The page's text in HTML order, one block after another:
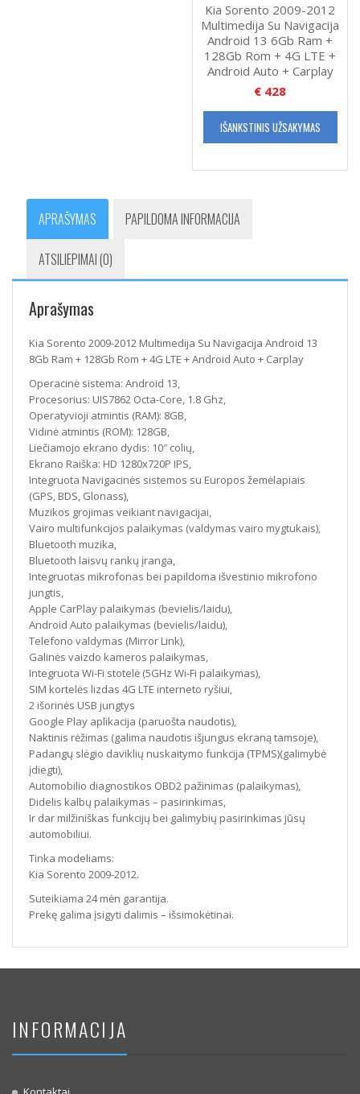
Kia Sorento 2009-2012
Multimedija Su Navigacija
Android 13 6Gb Ram +
128Gb Rom + 4G LTE +
Android Auto + Carplay
€ 428
IŠANKSTINIS UŽSAKYMAS
APRAŠYMAS PAPILDOMA INFORMACIJA
ATSILIEPIMAI (0)
Aprašymas
Kia Sorento 2009-2012 Multimedija Su Navigacija Android 13
8Gb Ram + 128Gb Rom + 4G LTE + Android Auto + Carplay
Operacinė sistema: Android 13,
Procesorius: UIS7862 Octa-Core, 1.8 Ghz,
Operatyvioji atmintis (RAM): 8GB,
Vidinė atmintis (ROM): 128GB,
Liečiamojo ekrano dydis: 10″ colių,
Ekrano Raiška: HD 1280x720P IPS,
Integruota Navigacinės sistemos su Europos žemėlapiais
(GPS, BDS, Glonass),
Muzikos grojimas veikiant navigacijai,
Vairo multifunkcijos palaikymas (valdymas vairo mygtukais),
Bluetooth muzika,
Bluetooth laisvų rankų įranga,
Integruotas mikrofonas bei papildoma išvestinio mikrofono
jungtis,
Apple CarPlay palaikymas (bevielis/laidu),
Android Auto palaikymas (bevielis/laidu),
Telefono valdymas (Mirror Link),
Galinės vaizdo kameros palaikymas,
Integruota Wi-Fi stotelė (5GHz Wi-Fi palaikymas),
SIM kortelės lizdas 4G LTE interneto ryšiui,
2 išorinės USB jungtys
Google Play aplikacija (paruošta naudotis),
Naktinis rėžimas (galima naudotis išjungus ekraną tamsoje),
Padangų slėgio daviklių nuskaitymo funkcija (TPMS)(galimybė
įdiegti),
Automobilio diagnostikos OBD2 pažinimas (palaikymas),
Didelis kalbų palaikymas – pasirinkimas,
Ir dar milžiniškas funkcijų bei galimybių pasirinkimas jūsų
automobiliui.
Tinka modeliams:
Kia Sorento 2009-2012.
Suteikiama 24 mėn garantija.
Prekę galima įsigyti dalimis – išsimokėtinai.
INFORMACIJA